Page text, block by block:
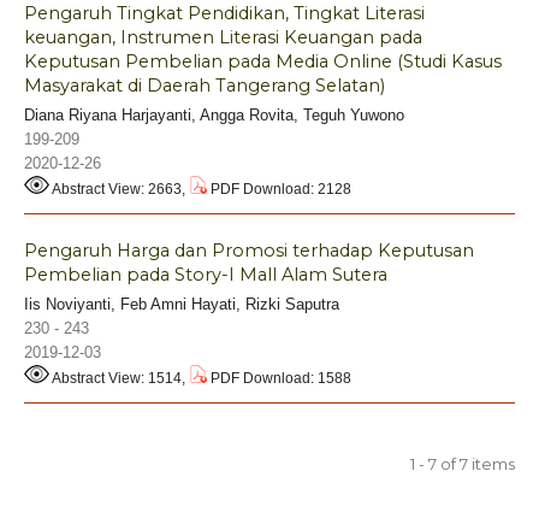
Pengaruh Tingkat Pendidikan, Tingkat Literasi
keuangan, Instrumen Literasi Keuangan pada
Keputusan Pembelian pada Media Online (Studi Kasus
Masyarakat di Daerah Tangerang Selatan)
Diana Riyana Harjayanti, Angga Rovita, Teguh Yuwono
199-209
2020-12-26
Abstract View: 2663, PDF Download: 2128
Pengaruh Harga dan Promosi terhadap Keputusan
Pembelian pada Story-I Mall Alam Sutera
Iis Noviyanti, Feb Amni Hayati, Rizki Saputra
230 - 243
2019-12-03
Abstract View: 1514, PDF Download: 1588
1 - 7 of 7 items